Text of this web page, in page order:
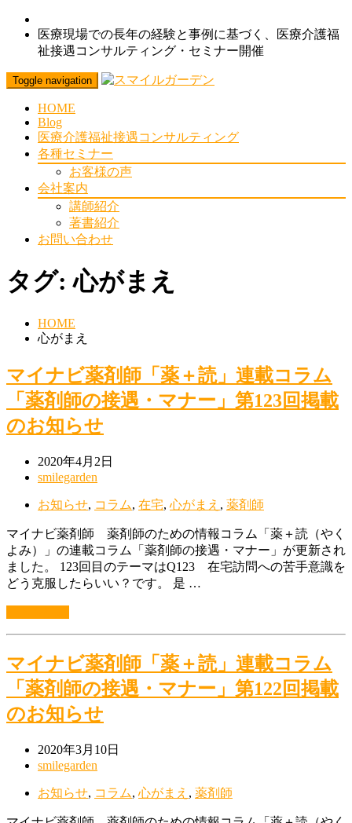
医療現場での長年の経験と事例に基づく、医療介護福
祉接遇コンサルティング・セミナー開催
Toggle navigation
HOME
Blog
医療介護福祉接遇コンサルティング
各種セミナー
お客様の声
会社案内
講師紹介
著書紹介
お問い合わせ
タグ:心がまえ
HOME
心がまえ
マイナビ薬剤師「薬＋読」連載コラム
「薬剤師の接遇・マナー」第123回掲載
のお知らせ
2020年4月2日
smilegarden
お知らせ, コラム, 在宅, 心がまえ , 薬剤師
マイナビ薬剤師 薬剤師のための情報コラム「薬＋読（やく
よみ）」の連載コラム「薬剤師の接遇・マナー」が更新され
ました。 123回目のテーマはQ123 在宅訪問への苦手意識を
どう克服したらいい？です。 是 …
マイナビ薬剤師「薬＋読」連載コラム
「薬剤師の接遇・マナー」第122回掲載
のお知らせ
2020年3月10日
smilegarden
お知らせ, コラム, 心がまえ , 薬剤師